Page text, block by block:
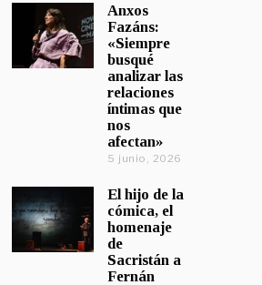
Anxos
Fazáns:
«Siempre
busqué
analizar las
relaciones
íntimas que
nos
afectan»
5 junio, 2026
El hijo de la
cómica, el
homenaje
de
Sacristán a
Fernán